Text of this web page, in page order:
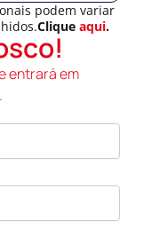
podem variar
Clique aqui.
entrará em